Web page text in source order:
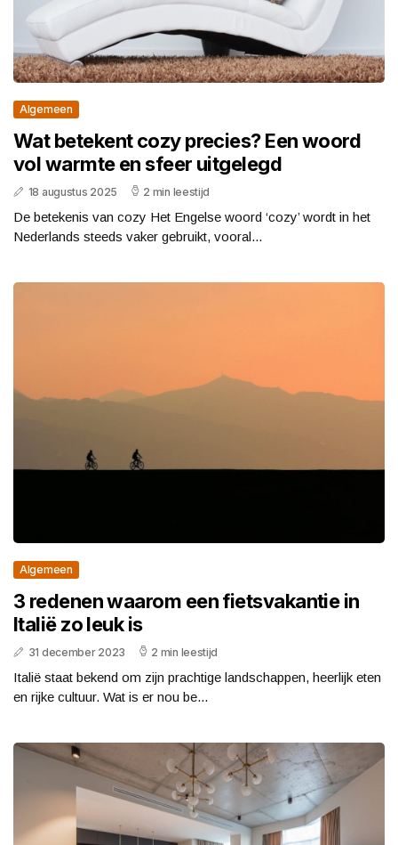
Algemeen
Wat betekent cozy precies? Een woord
vol warmte en sfeer uitgelegd
18 augustus 2025 2 min leestijd
De betekenis van cozy Het Engelse woord ‘cozy’ wordt in het
Nederlands steeds vaker gebruikt, vooral...
Algemeen
3 redenen waarom een fietsvakantie in
Italië zo leuk is
31 december 2023 2 min leestijd
Italië staat bekend om zijn prachtige landschappen, heerlijk eten
en rijke cultuur. Wat is er nou be...